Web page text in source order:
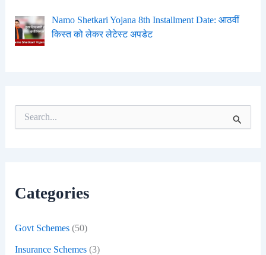
Namo Shetkari Yojana 8th Installment Date: आठवीं
किस्त को लेकर लेटेस्ट अपडेट
o
Categories
Govt Schemes(50)
Insurance Schemes(3)